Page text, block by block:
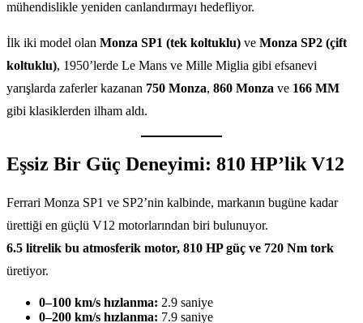
mühendislikle yeniden canlandırmayı hedefliyor.
İlk iki model olan Monza SP1 (tek koltuklu) ve Monza SP2 (çift
koltuklu), 1950’lerde Le Mans ve Mille Miglia gibi efsanevi
yarışlarda zaferler kazanan 750 Monza, 860 Monza ve 166 MM
gibi klasiklerden ilham aldı.
Eşsiz Bir Güç Deneyimi: 810 HP’lik V12
Ferrari Monza SP1 ve SP2’nin kalbinde, markanın bugüne kadar
ürettiği en güçlü V12 motorlarından biri bulunuyor.
6.5 litrelik bu atmosferik motor, 810 HP güç ve 720 Nm tork
üretiyor.
0–100 km/s hızlanma: 2.9 saniye
0–200 km/s hızlanma: 7.9 saniye